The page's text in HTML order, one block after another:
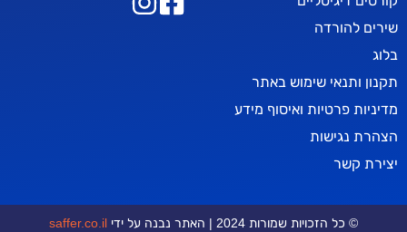
באתר
ואיסוף מידע
2024 | האתר נבנה על ידי saffer.co.il